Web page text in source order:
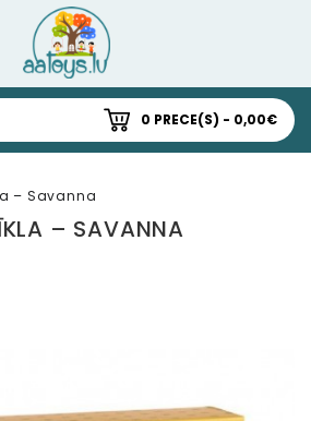
0 PRECE(S) - 0,00€
– Savanna
– SAVANNA